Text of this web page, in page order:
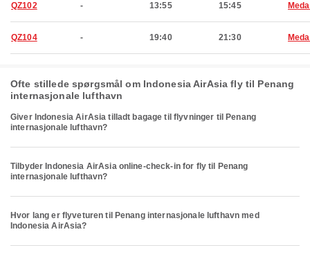
QZ102 - 13:55 15:45
QZ104 - 19:40 21:30
Ofte stillede spørgsmål om Indonesia AirAsia fly til Penang
internasjonale lufthavn
Giver Indonesia AirAsia tilladt bagage til flyvninger til Penang
internasjonale lufthavn?
Tilbyder Indonesia AirAsia online-check-in for fly til Penang
internasjonale lufthavn?
Hvor lang er flyveturen til Penang internasjonale lufthavn med
Indonesia AirAsia?